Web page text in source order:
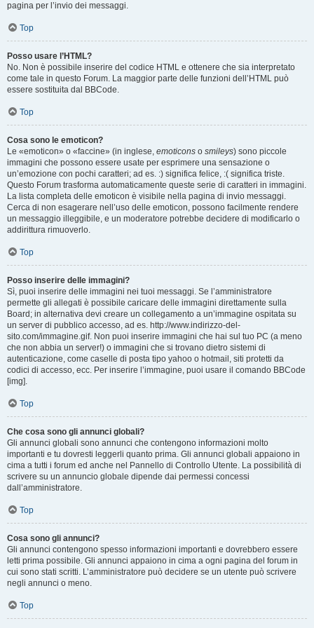
pagina per l’invio dei messaggi.
Top
Posso usare l’HTML?
No. Non è possibile inserire del codice HTML e ottenere che sia interpretato
come tale in questo Forum. La maggior parte delle funzioni dell’HTML può
essere sostituita dal BBCode.
Top
Cosa sono le emoticon?
Le «emoticon» o «faccine» (in inglese, emoticons o smileys) sono piccole
immagini che possono essere usate per esprimere una sensazione o
un’emozione con pochi caratteri; ad es. :) significa felice, :( significa triste.
Questo Forum trasforma automaticamente queste serie di caratteri in immagini.
La lista completa delle emoticon è visibile nella pagina di invio messaggi.
Cerca di non esagerare nell’uso delle emoticon, possono facilmente rendere
un messaggio illeggibile, e un moderatore potrebbe decidere di modificarlo o
addirittura rimuoverlo.
Top
Posso inserire delle immagini?
Sì, puoi inserire delle immagini nei tuoi messaggi. Se l’amministratore
permette gli allegati è possibile caricare delle immagini direttamente sulla
Board; in alternativa devi creare un collegamento a un’immagine ospitata su
un server di pubblico accesso, ad es. http://www.indirizzo-del-
sito.com/immagine.gif. Non puoi inserire immagini che hai sul tuo PC (a meno
che non abbia un server!) o immagini che si trovano dietro sistemi di
autenticazione, come caselle di posta tipo yahoo o hotmail, siti protetti da
codici di accesso, ecc. Per inserire l’immagine, puoi usare il comando BBCode
[img].
Top
Che cosa sono gli annunci globali?
Gli annunci globali sono annunci che contengono informazioni molto
importanti e tu dovresti leggerli quanto prima. Gli annunci globali appaiono in
cima a tutti i forum ed anche nel Pannello di Controllo Utente. La possibilità di
scrivere su un annuncio globale dipende dai permessi concessi
dall’amministratore.
Top
Cosa sono gli annunci?
Gli annunci contengono spesso informazioni importanti e dovrebbero essere
letti prima possibile. Gli annunci appaiono in cima a ogni pagina del forum in
cui sono stati scritti. L’amministratore può decidere se un utente può scrivere
negli annunci o meno.
Top